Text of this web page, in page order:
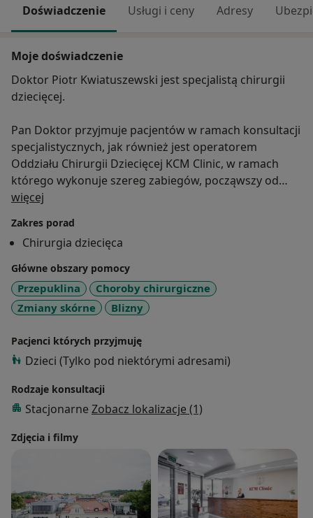
Doświadczenie Usługi i ceny Adresy
Moje doświadczenie
Doktor Piotr Kwiatuszewski jest specjalistą chirurgii
dziecięcej.
Pan Doktor przyjmuje pacjentów w ramach konsultacji
specjalistycznych, jak również jest operatorem
Oddziału Chirurgii Dziecięcej KCM Clinic, w ramach
którego wykonuje szereg zabiegów, począwszy od
operacji przepuklin, skończywszy na zabiegach
stulejki.
Doktor Kwiatuszewski ceniony jest za ogromną
troskliwość, życzliwość, wyrozumiałość, fachowość,
oraz właściwe podejście do pacjentów, co jest
szczególnie ważne w przypadku dzieci.
więcej
Zakres porad
Chirurgia dziecięca
Główne obszary pomocy
Przepuklina
Choroby chirurgiczne
Zmiany skórne
Blizny
Pacjenci których przyjmuję
Dzieci (Tylko pod niektórymi adresami)
Rodzaje konsultacji
Stacjonarne Zobacz lokalizacje (1)
Zdjęcia i filmy